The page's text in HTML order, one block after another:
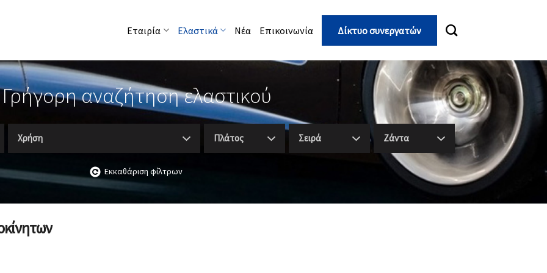
Εταιρία Ελαστικά Νέα Επικοινωνία Δίκτυο συνεργατών
Γρήγορη αναζήτηση ελαστικού
Χρήση Πλάτος Σειρά Ζάντα
Εκκαθάριση φίλτρων